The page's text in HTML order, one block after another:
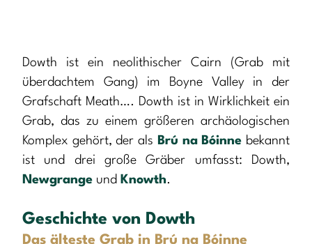
Dowth ist ein neolithischer Cairn (Grab mit
überdachtem Gang) im Boyne Valley in der
Grafschaft Meath…. Dowth ist in Wirklichkeit ein
Grab, das zu einem größeren archäologischen
Komplex gehört, der als
Brú na Bóinne bekannt
ist und drei große Gräber umfasst: Dowth,
Newgrange und Knowth.
Geschichte von Dowth
Das älteste Grab in Brú na Bóinne